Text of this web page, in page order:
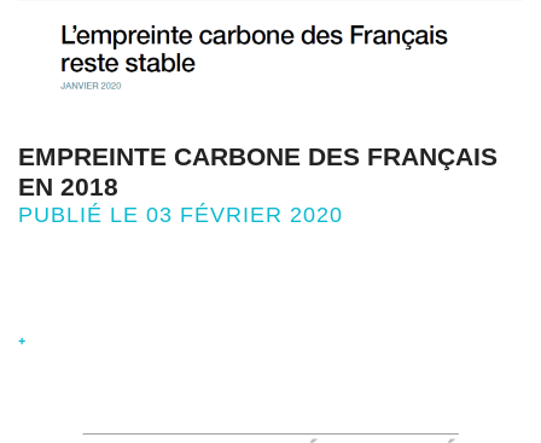
EMPREINTE CARBONE DES FRANÇAIS
EN 2018
PUBLIÉ LE 03 FÉVRIER 2020
+